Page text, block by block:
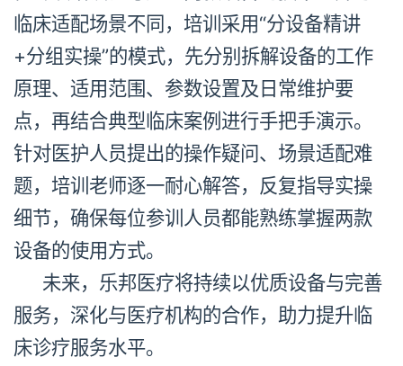
临床适配场景不同，培训采用“分设备精讲
+分组实操”的模式，先分别拆解设备的工作
原理、适用范围、参数设置及日常维护要
点，再结合典型临床案例进行手把手演示。
针对医护人员提出的操作疑问、场景适配难
题，培训老师逐一耐心解答，反复指导实操
细节，确保每位参训人员都能熟练掌握两款
设备的使用方式。
未来，乐邦医疗将持续以优质设备与完善
服务，深化与医疗机构的合作，助力提升临
床诊疗服务水平。